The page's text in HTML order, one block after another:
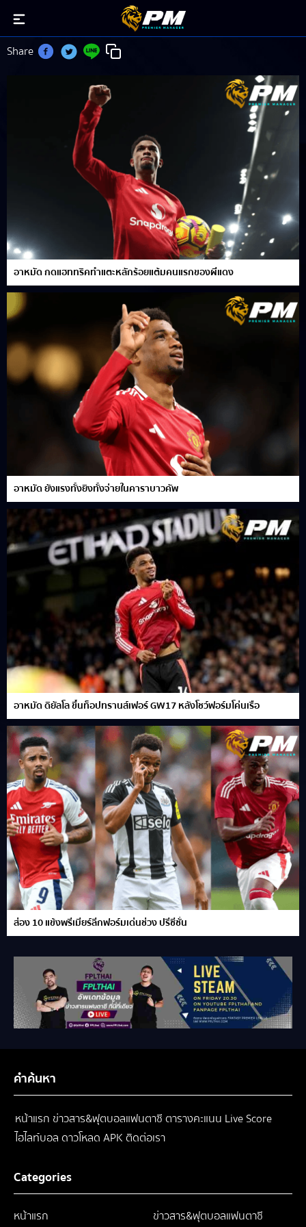
Amad Diallo
Share
อาหมัด กดแฮททริคทำแตะหลักร้อยแต้มคนแรกของผีแดง
อาหมัด ยังแรงทั้งยิงทั้งจ่ายในคาราบาวคัพ
อาหมัด ดิยัลโล ขึ้นท็อปทรานส์เฟอร์ GW17 หลังโชว์ฟอร์มโค่นเรือ
ส่อง 10 แข้งพรีเมียร์ลีกฟอร์มเด่นช่วง ปรีซีซั่น
คำค้นหา
หน้าแรก ข่าวสาร&ฟุตบอลแฟนตาซีตารางคะแนน Live Score
ไฮไลท์บอลดาวโหลด APKติดต่อเรา
Categories
หน้าแรก
ข่าวสาร&ฟุตบอลแฟนตาซี